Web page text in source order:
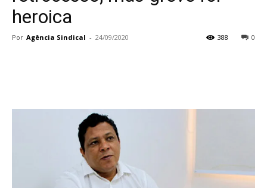
heroica
Por Agência Sindical - 24/09/2020 0
388